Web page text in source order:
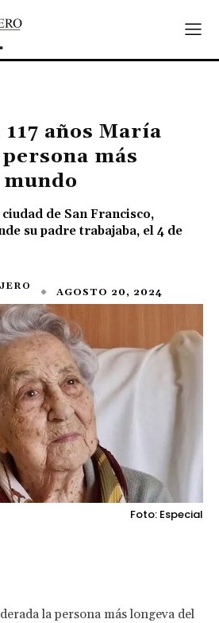
años María
más
de San Francisco,
su padre trabajaba, el 4 de
AGOSTO 20, 2024
Foto: Especial
la persona más longeva del